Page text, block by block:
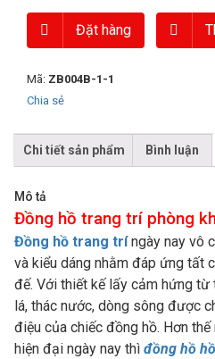
Đặt hàng
Mã: ZB004B-1-1
Chia sẻ
Chi tiết sản phẩm Bình luận
Mô tả
Đồng hồ trang trí phòng
Đồng hồ trang tríngày nay vô
và kiểu dáng nhằm đáp ứng tất
đế. Với thiết kế lấy cảm hứng từ
lá, thác nước, dòng sông được
điệu của chiếc đồng hồ. Hơn
hiện đại ngày nay thì đồng hồ